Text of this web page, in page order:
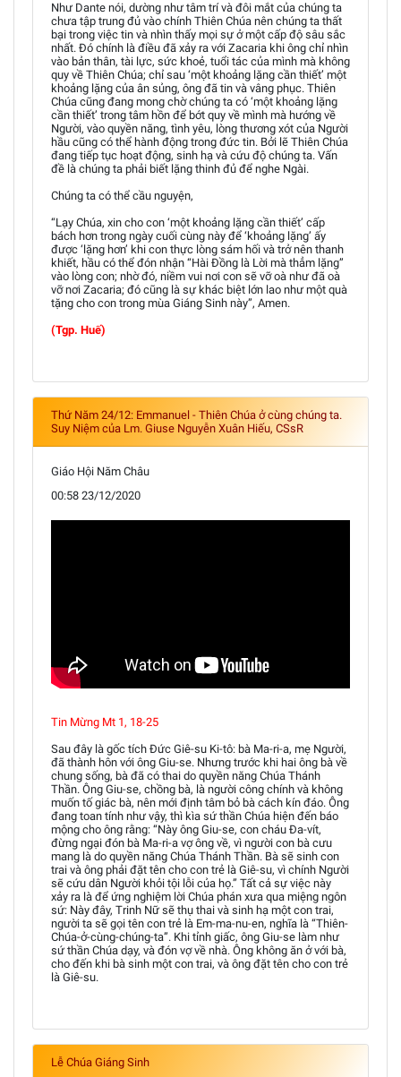
Như Dante nói, dường như tâm trí và đôi mắt của chúng ta
chưa tập trung đủ vào chính Thiên Chúa nên chúng ta thất
bại trong việc tin và nhìn thấy mọi sự ở một cấp độ sâu sắc
nhất. Đó chính là điều đã xảy ra với Zacaria khi ông chỉ nhìn
vào bản thân, tài lực, sức khoẻ, tuổi tác của mình mà không
quy về Thiên Chúa; chỉ sau ‘một khoảng lặng cần thiết’ một
khoảng lặng của ân sủng, ông đã tin và vâng phục. Thiên
Chúa cũng đang mong chờ chúng ta có ‘một khoảng lặng
cần thiết’ trong tâm hồn để bớt quy về mình mà hướng về
Người, vào quyền năng, tình yêu, lòng thương xót của Người
hầu cũng có thể hành động trong đức tin. Bởi lẽ Thiên Chúa
đang tiếp tục hoạt động, sinh hạ và cứu độ chúng ta. Vấn
đề là chúng ta phải biết lặng thinh đủ để nghe Ngài.
Chúng ta có thể cầu nguyện,
“Lạy Chúa, xin cho con ‘một khoảng lặng cần thiết’ cấp
bách hơn trong ngày cuối cùng này để ‘khoảng lặng’ ấy
được ‘lặng hơn’ khi con thực lòng sám hối và trở nên thanh
khiết, hầu có thể đón nhận “Hài Đồng là Lời mà thẳm lặng”
vào lòng con; nhờ đó, niềm vui nơi con sẽ vỡ oà như đã oà
vỡ nơi Zacaria; đó cũng là sự khác biệt lớn lao như một quà
tặng cho con trong mùa Giáng Sinh này”, Amen.
(Tgp. Huế)
Thứ Năm 24/12: Emmanuel - Thiên Chúa ở cùng chúng ta.
Suy Niệm của Lm. Giuse Nguyễn Xuân Hiếu, CSsR
Giáo Hội Năm Châu
00:58 23/12/2020
Tin Mừng Mt 1, 18-25
Sau đây là gốc tích Đức Giê-su Ki-tô: bà Ma-ri-a, mẹ Người,
đã thành hôn với ông Giu-se. Nhưng trước khi hai ông bà về
chung sống, bà đã có thai do quyền năng Chúa Thánh
Thần. Ông Giu-se, chồng bà, là người công chính và không
muốn tố giác bà, nên mới định tâm bỏ bà cách kín đáo. Ông
đang toan tính như vậy, thì kìa sứ thần Chúa hiện đến báo
mộng cho ông rằng: “Này ông Giu-se, con cháu Đa-vít,
đừng ngại đón bà Ma-ri-a vợ ông về, vì người con bà cưu
mang là do quyền năng Chúa Thánh Thần. Bà sẽ sinh con
trai và ông phải đặt tên cho con trẻ là Giê-su, vì chính Người
sẽ cứu dân Người khỏi tội lỗi của họ.” Tất cả sự việc này
xảy ra là để ứng nghiệm lời Chúa phán xưa qua miệng ngôn
sứ: Này đây, Trinh Nữ sẽ thụ thai và sinh hạ một con trai,
người ta sẽ gọi tên con trẻ là Em-ma-nu-en, nghĩa là “Thiên-
Chúa-ở-cùng-chúng-ta”. Khi tỉnh giấc, ông Giu-se làm như
sứ thần Chúa dạy, và đón vợ về nhà. Ông không ăn ở với bà,
cho đến khi bà sinh một con trai, và ông đặt tên cho con trẻ
là Giê-su.
Lễ Chúa Giáng Sinh